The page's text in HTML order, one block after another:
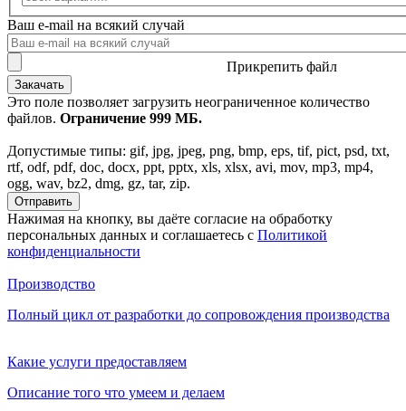
Ваш e-mail на всякий случай
Прикрепить файл
Это поле позволяет загрузить неограниченное количество
файлов. Ограничение 999 МБ.
Допустимые типы: gif, jpg, jpeg, png, bmp, eps, tif, pict, psd, txt,
rtf, odf, pdf, doc, docx, ppt, pptx, xls, xlsx, avi, mov, mp3, mp4,
ogg, wav, bz2, dmg, gz, tar, zip.
Нажимая на кнопку, вы даёте согласие на обработку
персональных данных и соглашаетесь c Политикой
конфиденциальности
Производство
Полный цикл от разработки до сопровождения производства
Какие услуги предоставляем
Описание того что умеем и делаем